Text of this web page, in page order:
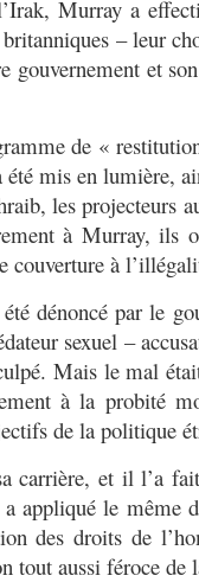
Murray a
– leur
gouvernement et
de «
été mis en lumière,
les projecteurs
à Murray, ils
couverture à
dénoncé par le
sexuel –
Mais le mal
à la probité
de la politique
carrière, et il l’a
appliqué le même
des droits de
tout aussi féroce de